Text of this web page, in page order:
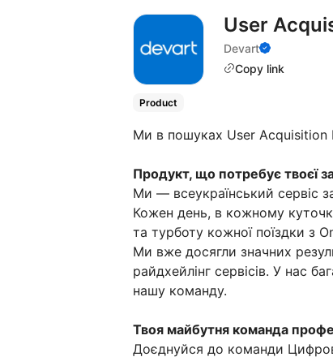
User
Devart
Copy link
Product
Ми в пошуках User Acquisition
Продукт, що потребує твоєї
Ми — всеукраїнський сервіс
Кожен день, в кожному
та турботу кожної поїздки з
Ми вже досягли значних
райдхейлінг сервісів. У нас
нашу команду.
Твоя майбутня команда
Доєднуйся до команди